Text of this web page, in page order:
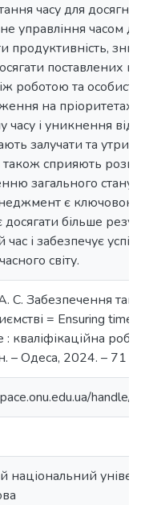
часу для
управління часом
продуктивність,
поставлених
роботою та
на пріоритетах,
часу і уникнення
залучати та
також сприяють
загального стану
є ключовою
більше
час і забезпечує
світу.
С. Забезпечення
= Ensuring
: кваліфікаційна
– Одеса, 2024. – 71 с.